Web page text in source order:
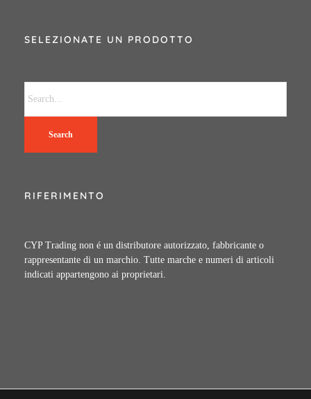
SELEZIONATE UN PRODOTTO
Search
RIFERIMENTO
CYP Trading non é un distributore autorizzato, fabbricante o
rappresentante di un marchio. Tutte marche e numeri di articoli
indicati appartengono ai proprietari.